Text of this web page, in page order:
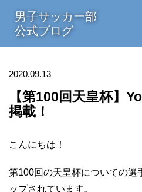
男子サッカー部
公式ブログ
2020.09.13
【第100回天皇杯】
掲載！
こんにちは！
第100回の天皇杯についての選
ップされています。